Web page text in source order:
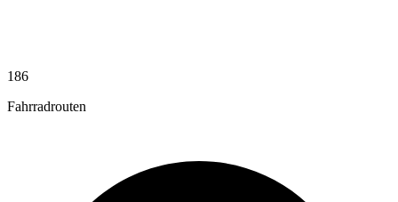
186
Fahrradrouten